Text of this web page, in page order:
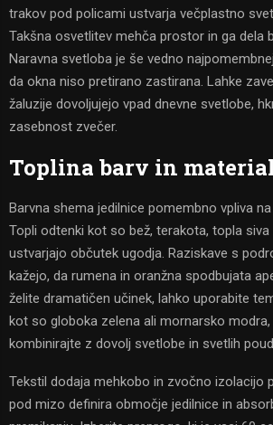
trakov pod policami ustvarja večplastno
Takšna osvetlitev mehča prostor in ga dela
Naravna svetloba je še vedno
da okna niso pretirano zastirana. Lahke
žaluzije dovoljujejo vpad dnevne svetlobe,
zasebnost zvečer.
Toplina barv in
Barvna shema jedilnice pomembno vpliva
Topli odtenki kot so bež, terakota, topla
ustvarjajo občutek ugodja. Raziskave s
kažejo, da rumena in oranžna spodbujata
želite dramatičen učinek, lahko uporabite
kot so globoka zelena ali mornarsko modra,
kombinirajte z dovolj svetlobe in svetlih
Tekstil dodaja mehkobo in zvočno izolacijo
pod mizo definira območje jedilnice in